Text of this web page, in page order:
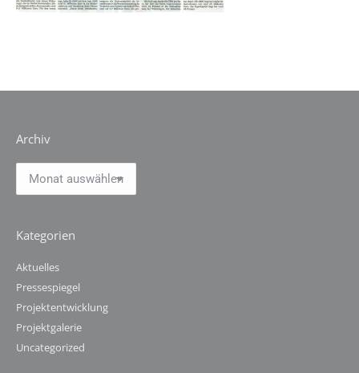
Archiv
Kategorien
Aktuelles
Pressespiegel
Projektentwicklung
Projektgalerie
Uncategorized